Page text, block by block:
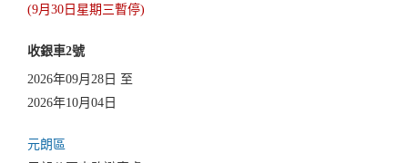
(9月30日星期三暫停)
收銀車2號
2026年09月28日 至
2026年10月04日
元朗區